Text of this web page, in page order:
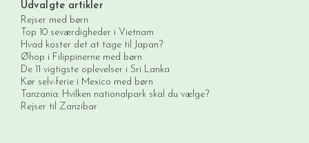
Udvalgte artikler
Rejser med børn
Top 10 seværdigheder i Vietnam
Hvad koster det at tage til Japan?
Øhop i Filippinerne med børn
De 11 vigtigste oplevelser i Sri Lanka
Kør selv-ferie i Mexico med børn
Tanzania: Hvilken nationalpark skal du vælge?
Rejser til Zanzibar